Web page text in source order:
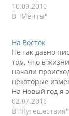
тебя ждет, то
хочется. Выехали
полтора ехал и
матерился на
дороги. Опять
деревни и
км/час. В
2…
10.09.2010
В "Мечты"
На Восток
Не так давно
том, что в жизни
начали
некоторые
На Новый год я
Деду Морозу пару
желаний, даже
02.07.2010
В "Путешествия"